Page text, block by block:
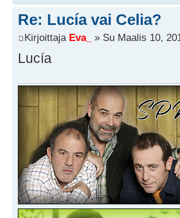
Re: Lucía vai Celia?
Kirjoittaja Eva_ » Su Maalis 10,
Lucía